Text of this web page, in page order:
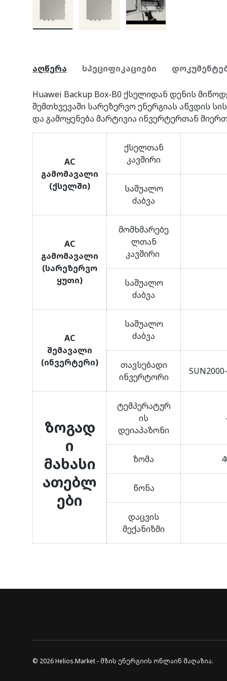
აღწერა სპეციფიკაციები
Huawei Backup Box-B0 ქსელიდან დენის
შემთხვევაში სარეზერვო ენერგიას აწვდის
და გამოყენება მარტივია ინვერტერთან
AC
გამომავალი
(ქსელში)
ქსელთან
კავშირი
საშუალო
ძაბვა
AC
გამომავალი
(სარეზერვო
ყუთი)
მომხმარებე
ლთან
კავშირი
საშუალო
ძაბვა
AC
შემავალი
(ინვერტერი)
საშუალო
ძაბვა
თავსებადი
ინვერტორი
ზოგად
ი
მახასი
ათებლ
ები
ტემპერატურ
ის
დეიაპაზონი
ზომა
წონა
დაცვის
მექანიზმი
© 2026Helios.Market - მზის ენერგიის ონლაინ მაღაზია.